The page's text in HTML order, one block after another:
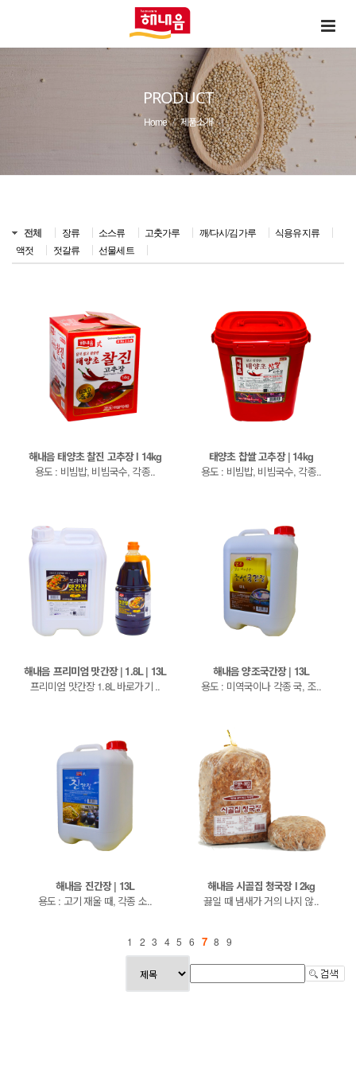
PRODUCT
Home 제품소개
전체 장류 소스류 고춧가루 깨/다시/김가루
식용유지류
액젓
젓갈류 선물세트
해내음 태양초 찰진 고추장 l 14kg
용도 : 비빔밥, 비빔국수, 각종..
태양초 찹쌀 고추장 | 14kg
용도 : 비빔밥, 비빔국수, 각종..
해내음 프리미엄 맛간장 | 1.8L | 13L
프리미엄 맛간장 1.8L 바로가기 ..
해내음 양조국간장 | 13L
용도 : 미역국이나 각종 국, 조..
해내음 진간장 | 13L
용도 : 고기 재울 때, 각종 소..
해내음 시골집 청국장 l 2kg
끓일 때 냄새가 거의 나지 않..
1 2 3 4 5 6 7 8 9